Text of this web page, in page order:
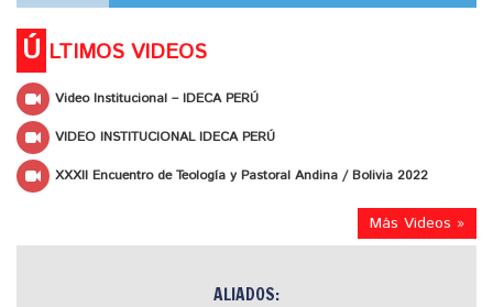
Ú LTIMOS VIDEOS
Video Institucional – IDECA PERÚ
VIDEO INSTITUCIONAL IDECA PERÚ
XXXII Encuentro de Teología y Pastoral Andina / Bolivia 2022
Más Videos »
ALIADOS: